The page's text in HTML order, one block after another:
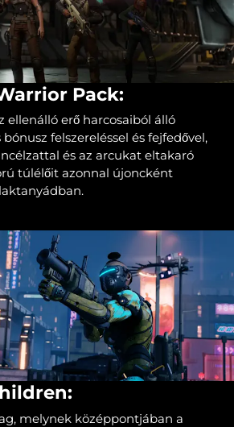
Pack:
ellenálló erő harcosaiból álló
felszereléssel és fejfedővel,
és az arcukat eltakaró
túlélőit azonnal újoncként
melynek középpontjában a